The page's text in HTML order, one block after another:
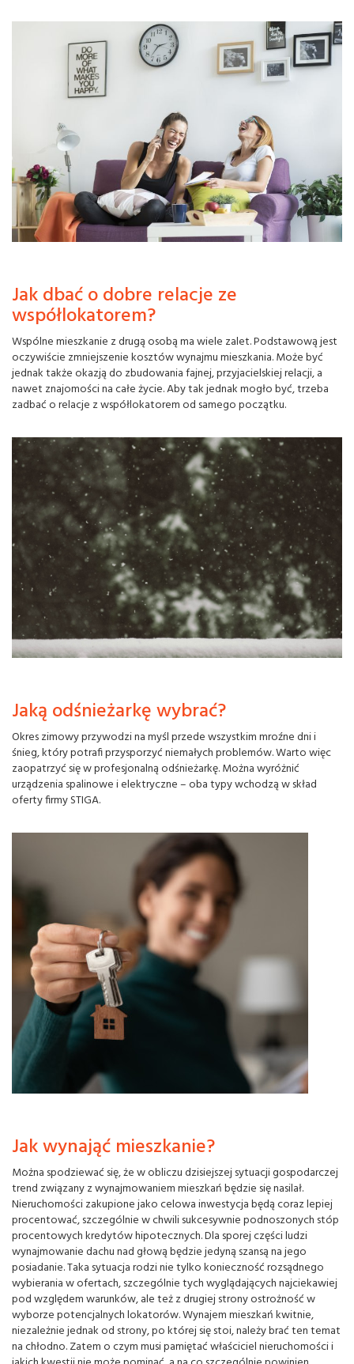
Jak dbać o dobre relacje ze
współlokatorem?
Wspólne mieszkanie z drugą osobą ma wiele zalet. Podstawową jest
oczywiście zmniejszenie kosztów wynajmu mieszkania. Może być
jednak także okazją do zbudowania fajnej, przyjacielskiej relacji, a
nawet znajomości na całe życie. Aby tak jednak mogło być, trzeba
zadbać o relacje z współlokatorem od samego początku.
Jaką odśnieżarkę wybrać?
Okres zimowy przywodzi na myśl przede wszystkim mroźne dni i
śnieg, który potrafi przysporzyć niemałych problemów. Warto więc
zaopatrzyć się w profesjonalną odśnieżarkę. Można wyróżnić
urządzenia spalinowe i elektryczne – oba typy wchodzą w skład
oferty firmy STIGA.
Jak wynająć mieszkanie?
Można spodziewać się, że w obliczu dzisiejszej sytuacji gospodarczej
trend związany z wynajmowaniem mieszkań będzie się nasilał.
Nieruchomości zakupione jako celowa inwestycja będą coraz lepiej
procentować, szczególnie w chwili sukcesywnie podnoszonych stóp
procentowych kredytów hipotecznych. Dla sporej części ludzi
wynajmowanie dachu nad głową będzie jedyną szansą na jego
posiadanie. Taka sytuacja rodzi nie tylko konieczność rozsądnego
wybierania w ofertach, szczególnie tych wyglądających najciekawiej
pod względem warunków, ale też z drugiej strony ostrożność w
wyborze potencjalnych lokatorów. Wynajem mieszkań kwitnie,
niezależnie jednak od strony, po której się stoi, należy brać ten temat
na chłodno. Zatem o czym musi pamiętać właściciel nieruchomości i